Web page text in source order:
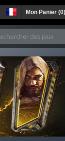
Mon Panier (0)